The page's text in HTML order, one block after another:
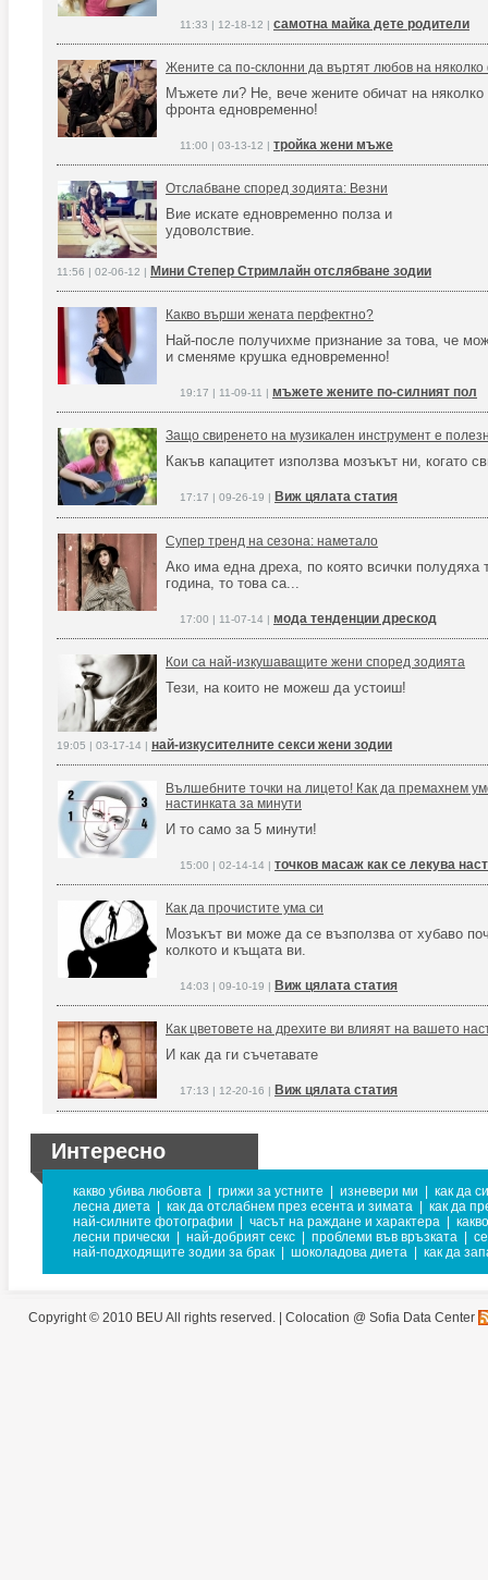
11:33 | 12-18-12 | самотна майка дете родители
Жените са по-склонни да въртят любов на
Мъжете ли? Не, вече жените обичат на няколко
фронта едновременно!
11:00 | 03-13-12 | тройка жени мъже
Отслабване според зодията: Везни
Вие искате едновременно полза и
удоволствие.
11:56 | 02-06-12 | Мини Степер Стримлайн отслябване зодии
Какво върши жената перфектно?
Най-после получихме признание за това, че
и сменяме крушка едновременно!
19:17 | 11-09-11 | мъжете жените по-силният пол
Защо свиренето на музикален инструмент е
Какъв капацитет използва мозъкът ни, когато
17:17 | 09-26-19 | Виж цялата статия
Супер тренд на сезона: наметало
Ако има една дреха, по която всички полудяха
година, то това са...
17:00 | 11-07-14 | мода тенденции дрескод
Кои са най-изкушаващите жени според зодията
Тези, на които не можеш да устоиш!
19:05 | 03-17-14 | най-изкусителните секси жени зодии
Вълшебните точки на лицето! Как да премахнем
настинката за минути
И то само за 5 минути!
15:00 | 02-14-14 | точков масаж как се лекува
Как да прочистите ума си
Мозъкът ви може да се възползва от хубаво
колкото и къщата ви.
14:03 | 09-10-19 | Виж цялата статия
Как цветовете на дрехите ви влияят на вашето
И как да ги съчетавате
17:13 | 12-20-16 | Виж цялата статия
Интересно
какво убива любовта грижи за устните изневери ми
как да
лесна диета
как да отслабнем през есента и зимата
как да
най-силните фотографии
часът на раждане и характера
лесни прически
най-добрият секс проблеми във връзката
най-подходящите зодии за брак
шоколадова диета как да
Copyright © 2010 BEU All rights reserved. | Colocation @ Sofia Data Center